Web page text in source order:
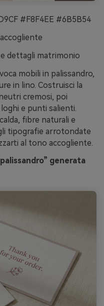
#F8F4EE #6B5B54
dettagli matrimonio
mobili in palissandro,
in lino. Costruisci la
cremosi, poi
e punti salienti.
fibre naturali e
tipografie arrotondate
al tono accogliente.
generata